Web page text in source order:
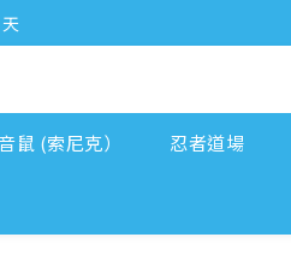
鼠 (索尼克） 忍者道場